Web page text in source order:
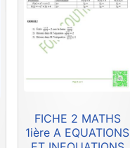
FICHE 2 MATHS
1ière A EQUATIONS